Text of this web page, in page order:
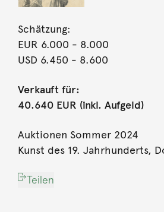
Schätzung:
EUR 6.000 - 8.000
USD 6.450 - 8.600
Verkauft für:
40.640 EUR (inkl. Aufgeld)
Auktionen Sommer 2024
Kunst des 19. Jahrhunderts,
Teilen